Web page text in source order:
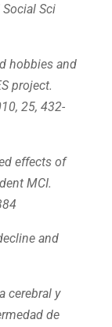
Sci
hobbies and
project.
25, 432-
effects of
MCI.
and
cerebral y
de